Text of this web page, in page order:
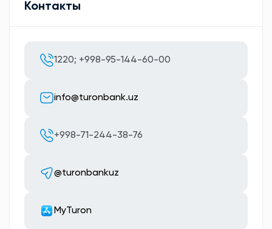
Контакты
1220; +998-95-144-60-00
info@turonbank.uz
+998-71-244-38-76
@turonbankuz
MyTuron